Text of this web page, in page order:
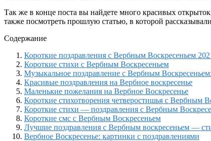
Так же в конце поста вы найдете много красивых
также посмотреть прошлую статью, в которой
Содержание
Короткие поздравления с Вербным Воскресеньем
Короткие стихи с Вербным Воскресеньем
Музыкальное поздравление с Вербным
Красивые поздравления на Вербное воскресенье
Маленькие пожелания на Вербное Воскресенье
Короткие стихотворения четверостишья с Вербным
Короткие стихи — поздравления с Вербным
Короткие смс с Вербным Воскресеньем
Лучшие поздравления с Вербным воскресеньем —
Вербное Воскресенье: картинки с поздравлениями